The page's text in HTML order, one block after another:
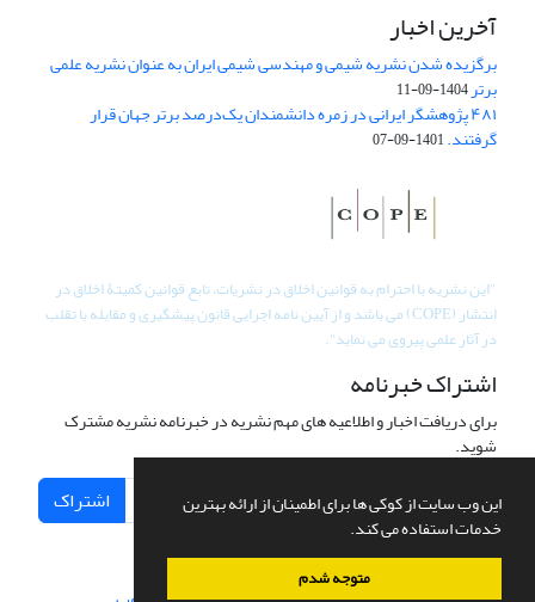
این وب سایت از کوکی ها برای اطمینان از ارائه بهترین
خدمات استفاده می کند.
متوجه شدم
آخرین اخبار
برگزیده شدن نشریه شیمی و مهندسی شیمی ایران به عنوان نشریه علمی
برتر1404-09-11
۴۸۱ پژوهشگر ایرانی در زمره دانشمندان یک‌درصد برتر جهان قرار
گرفتند.1401-09-07
"این نشریه با احترام به قوانین اخلاق در نشریات، تابع قوانین کمیتۀ اخلاق در
انتشار (COPE) می باشد و از آیین نامه اجرایی قانون پیشگیری و مقابله با تقلب
در آثار علمی پیروی می نماید".
اشتراک خبرنامه
برای دریافت اخبار و اطلاعیه های مهم نشریه در خبرنامه نشریه مشترک
شوید.
اشتراک